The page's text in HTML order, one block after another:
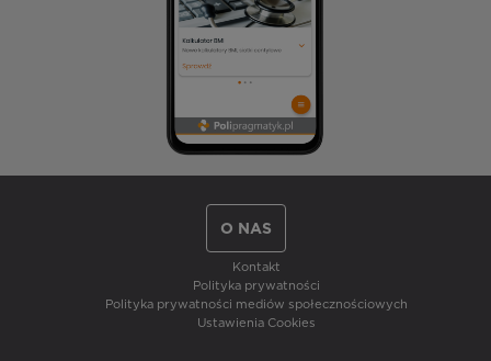
O NAS
Kontakt
Polityka prywatności
Polityka prywatności mediów społecznościowych
Ustawienia Cookies